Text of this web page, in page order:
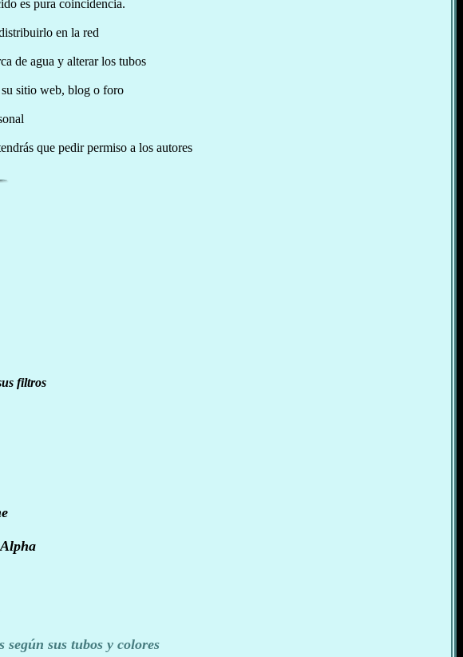
es pura coincidencia.
en la red
de agua y alterar los tubos
sitio web, blog o foro
que pedir permiso a los autores
filtros
según sus tubos y colores